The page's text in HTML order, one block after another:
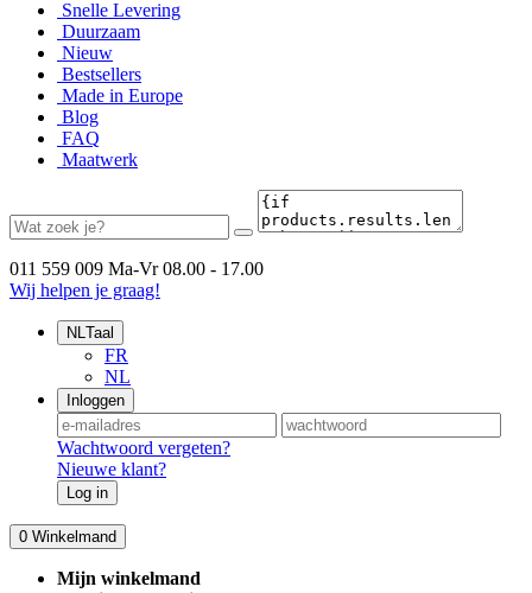
Snelle Levering
Duurzaam
Nieuw
Bestsellers
Made in Europe
Blog
FAQ
Maatwerk
011 559 009 Ma-Vr 08.00 - 17.00
Wij helpen je graag!
NLTaal
FR
NL
Inloggen
Wachtwoord vergeten?
Nieuwe klant?
Log in
0 Winkelmand
Mijn winkelmand